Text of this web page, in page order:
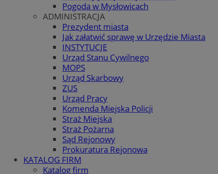
Pogoda w Mysłowicach
ADMINISTRACJA
Prezydent miasta
Jak załatwić sprawę w Urzędzie Miasta
INSTYTUCJE
Urząd Stanu Cywilnego
MOPS
Urząd Skarbowy
ZUS
Urząd Pracy
Komenda Miejska Policji
Straż Miejska
Straż Pożarna
Sąd Rejonowy
Prokuratura Rejonowa
KATALOG FIRM
Katalog firm